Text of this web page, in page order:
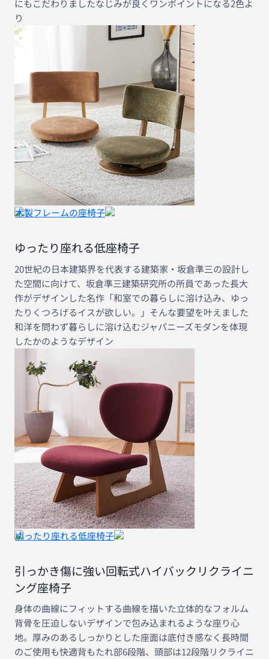
にもこだわりましたなじみが良くワンポイントになる2色よ
り
木製フレームの座椅子
ゆったり座れる低座椅子
20世紀の日本建築界を代表する建築家・坂倉準三の設計し
た空間に向けて、坂倉準三建築研究所の所員であった長大
作がデザインした名作「和室での暮らしに溶け込み、ゆっ
たりくつろげるイスが欲しい。」そんな要望を叶えました
和洋を問わず暮らしに溶け込むジャパニーズモダンを体現
したかのようなデザイン
ゆったり座れる低座椅子
引っかき傷に強い回転式ハイバックリクライニ
ング座椅子
身体の曲線にフィットする曲線を描いた立体的なフォルム
背骨を圧迫しないデザインで包み込まれるような座り心
地。厚みのあるしっかりとした座面は底付き感なく長時間
のご使用も快適背もたれ部6段階、頭部は12段階リクライニ